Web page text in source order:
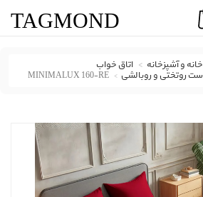
TAGMOND
خانه و آشپزخانه اتاق خواب
ست روتختی و روبالشی MINIMALUX 160-RE